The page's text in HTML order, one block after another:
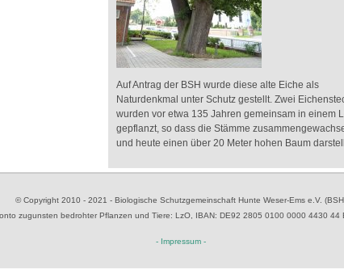
Auf Antrag der BSH wurde diese alte Eiche als
Naturdenkmal unter Schutz gestellt. Zwei
wurden vor etwa 135 Jahren gemeinsam in einem
gepflanzt, so dass die Stämme
und heute einen über 20 Meter hohen Baum
© Copyright 2010 - 2021 - Biologische Schutzgemeinschaft Hunte Weser-Ems e.V.
zugunsten bedrohter Pflanzen und Tiere: LzO, IBAN: DE92 2805 0100 0000 4430 44
- Impressum -